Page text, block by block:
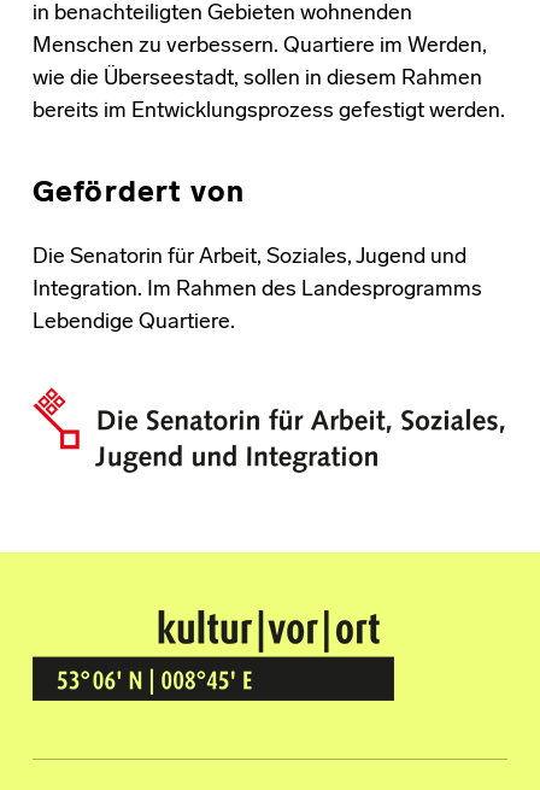
in benachteiligten Gebieten wohnenden
Menschen zu verbessern. Quartiere im Werden,
wie die Überseestadt, sollen in diesem Rahmen
bereits im Entwicklungsprozess gefestigt werden.
Gefördert von
Die Senatorin für Arbeit, Soziales, Jugend und
Integration. Im Rahmen des Landesprogramms
Lebendige Quartiere.
Kultur Vor Ort
BREMEN GRÖPELINGEN